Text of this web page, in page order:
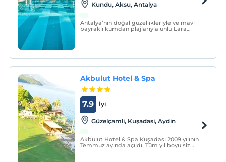
Kundu, Aksu, Antalya
Antalya’nın doğal güzellikleriyle ve mavi
bayraklı kumdan plajlarıyla ünlü Lara
Akbulut Hotel & Spa
İyi
7.9
Güzelçamli, Kuşadasi, Aydin
Akbulut Hotel & Spa Kuşadası 2009 yılının
Temmuz ayında açıldı. Tüm yıl boyu siz